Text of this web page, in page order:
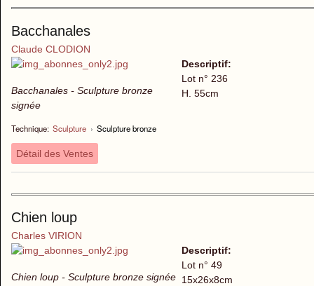
Bacchanales
Claude CLODION
Bacchanales - Sculpture bronze
signée
Technique: Sculpture › Sculpture bronze
Descriptif:
Lot n° 236
H. 55cm
Détail des Ventes
Chien loup
Charles VIRION
Chien loup - Sculpture bronze signée
Descriptif:
Lot n° 49
15x26x8cm